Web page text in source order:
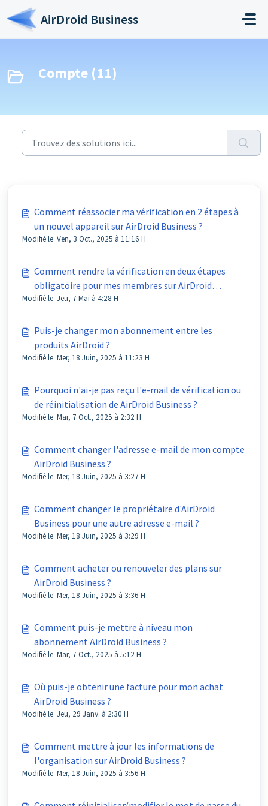
Passer au contenu principal
AirDroid Business
Compte (11)
Comment réassocier ma vérification en 2 étapes à
un nouvel appareil sur AirDroid Business ?
Modifié le Ven, 3 Oct., 2025 à 11:16 H
Comment rendre la vérification en deux étapes
obligatoire pour mes membres sur AirDroid
Business ?
Modifié le Jeu, 7 Mai à 4:28 H
Puis-je changer mon abonnement entre les
produits AirDroid ?
Modifié le Mer, 18 Juin, 2025 à 11:23 H
Pourquoi n'ai-je pas reçu l'e-mail de vérification ou
de réinitialisation de AirDroid Business ?
Modifié le Mar, 7 Oct., 2025 à 2:32 H
Comment changer l'adresse e-mail de mon compte
AirDroid Business ?
Modifié le Mer, 18 Juin, 2025 à 3:27 H
Comment changer le propriétaire d'AirDroid
Business pour une autre adresse e-mail ?
Modifié le Mer, 18 Juin, 2025 à 3:29 H
Comment acheter ou renouveler des plans sur
AirDroid Business ?
Modifié le Mer, 18 Juin, 2025 à 3:36 H
Comment puis-je mettre à niveau mon
abonnement AirDroid Business ?
Modifié le Mar, 7 Oct., 2025 à 5:12 H
Où puis-je obtenir une facture pour mon achat
AirDroid Business ?
Modifié le Jeu, 29 Janv. à 2:30 H
Comment mettre à jour les informations de
l'organisation sur AirDroid Business ?
Modifié le Mer, 18 Juin, 2025 à 3:56 H